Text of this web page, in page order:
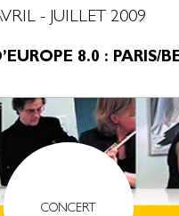
- JUILLET 2009
8.0 : PARIS/
CONCERT